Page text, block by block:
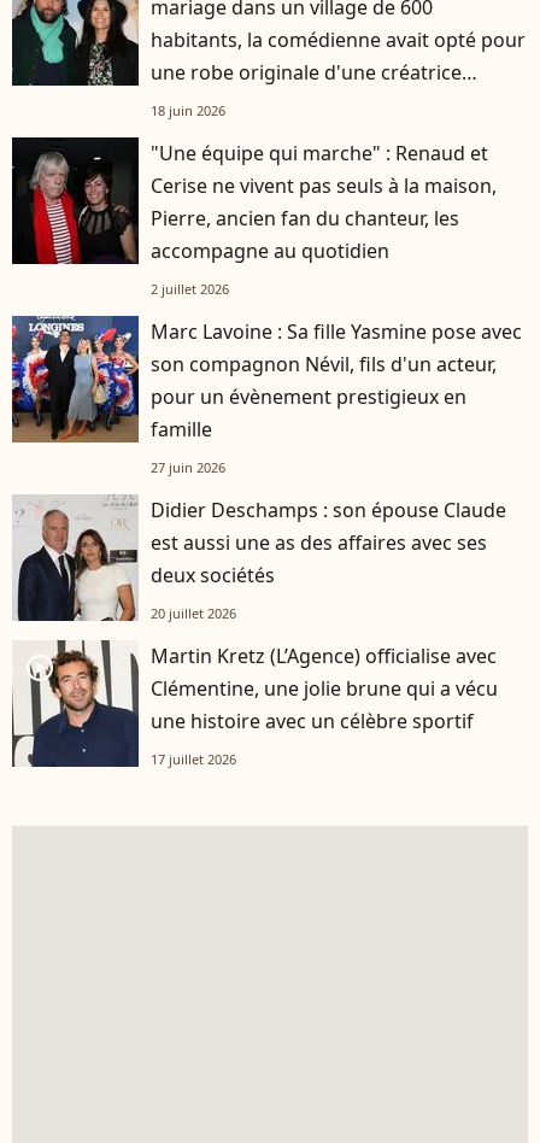
mariage dans un village de 600
habitants, la comédienne avait opté pour
une robe originale d'une créatrice
française
18 juin 2026
"Une équipe qui marche" : Renaud et
Cerise ne vivent pas seuls à la maison,
Pierre, ancien fan du chanteur, les
accompagne au quotidien
2 juillet 2026
Marc Lavoine : Sa fille Yasmine pose avec
son compagnon Névil, fils d'un acteur,
pour un évènement prestigieux en
famille
27 juin 2026
Didier Deschamps : son épouse Claude
est aussi une as des affaires avec ses
deux sociétés
20 juillet 2026
player2
Martin Kretz (L’Agence) officialise avec
Clémentine, une jolie brune qui a vécu
une histoire avec un célèbre sportif
17 juillet 2026